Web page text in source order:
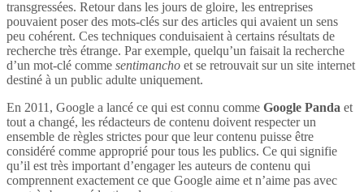
transgressées. Retour dans les jours de gloire, les entreprises
pouvaient poser des mots-clés sur des articles qui avaient un sens
peu cohérent. Ces techniques conduisaient à certains résultats de
recherche très étrange. Par exemple, quelqu’un faisait la recherche
d’un mot-clé comme sentimancho et se retrouvait sur un site internet
destiné à un public adulte uniquement.
En 2011, Google a lancé ce qui est connu comme Google Panda et
tout a changé, les rédacteurs de contenu doivent respecter un
ensemble de règles strictes pour que leur contenu puisse être
considéré comme approprié pour tous les publics. Ce qui signifie
qu’il est très important d’engager les auteurs de contenu qui
comprennent exactement ce que Google aime et n’aime pas avec